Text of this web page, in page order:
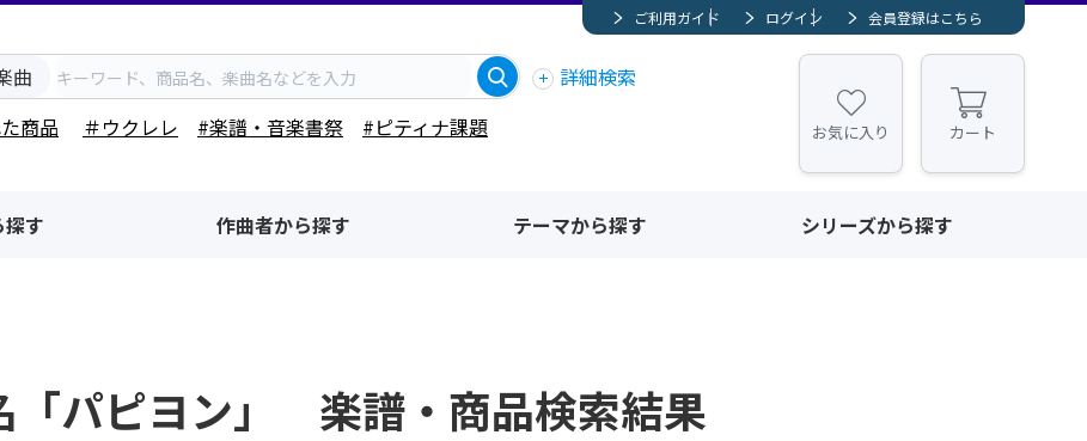
ご利用ガイド ログイン 会員登録はこちら
曲
詳細検索
商品
＃ウクレレ #楽譜・音楽書祭
#ピティナ課題
お気に入り カート
す 作曲者から探す テーマから探す シリーズから探す
「パピヨン」 楽譜・商品検索結果